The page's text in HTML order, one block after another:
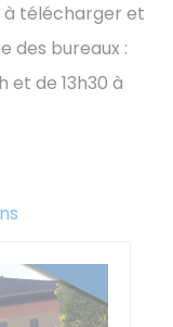
à télécharger et
des bureaux :
et de 13h30 à